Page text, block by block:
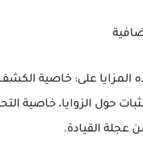
على: خاصية
عجلة القيادة.